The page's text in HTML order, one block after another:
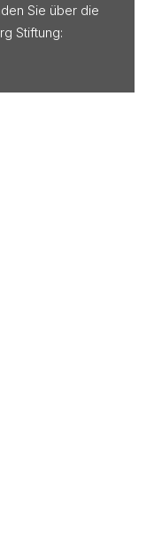
Sie über die
Stiftung: